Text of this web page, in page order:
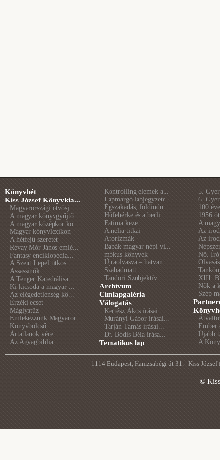
Könyvhét
Kiss József Könyvkia...
Magyarországi ötvösj...
A magyar könyvgyűjtő...
A magyar középkor kö...
Magyar könyvlexikon
A hétfejű szeretet
Révay Mór János emlé...
Fantasy enciklopédia...
A Szent Lepel titkos...
Assassinók
A Tenger Katedrálisa...
Ki kicsoda a magyar ...
Az elégedetlenség kö...
Érzéki ecset
Máglyatűz
Emlékezzünk Magyaror...
Könyvbölcső
Ártatlanok vére
Az Agyagbiblia
Kontrolling elemek a...
Lapmargó lábjegyzete...
Égszakadás, földindu...
Hófehérke és a berli...
Fátima keze
Amelia titkai
Aforizmák
Babák magyar népi vi...
mókus könyvek
Újraolvasva – hatvan...
Szabadmatt
Tandori Szubjektív
Archívum
Címlapgaléria
Válogatás
Kertész Ákos írásai...
Murányi Gábor írásai...
Tarján Tamás írásai...
Dr. Bódis Béla írása...
Tematikus lap
5.
6.
100
1956
A
Az
Az
Nő.
XIII.
Nők a
Szép
Ember
Újabb
A
1114 Budapest, Hamzsabégi út 31. | Kiss
©